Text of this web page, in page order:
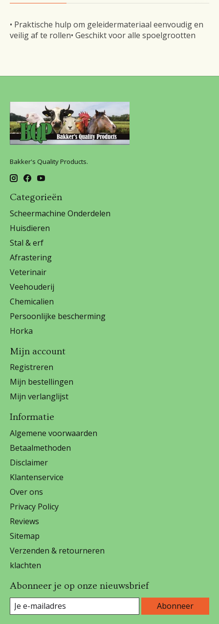
• Praktische hulp om geleidermateriaal eenvoudig en
veilig af te rollen• Geschikt voor alle spoelgrootten
Bakker's Quality Products.
Categorieën
Scheermachine Onderdelen
Huisdieren
Stal & erf
Afrastering
Veterinair
Veehouderij
Chemicalien
Persoonlijke bescherming
Horka
Mijn account
Registreren
Mijn bestellingen
Mijn verlanglijst
Informatie
Algemene voorwaarden
Betaalmethoden
Disclaimer
Klantenservice
Over ons
Privacy Policy
Reviews
Sitemap
Verzenden & retourneren
klachten
Abonneer je op onze nieuwsbrief
Abonneer